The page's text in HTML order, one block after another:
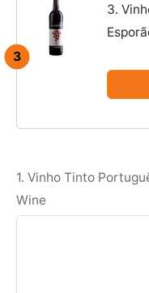
3
3.
1. Vinho Tinto
Wine